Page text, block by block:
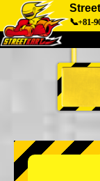
📞+81-
Om oss
Företag